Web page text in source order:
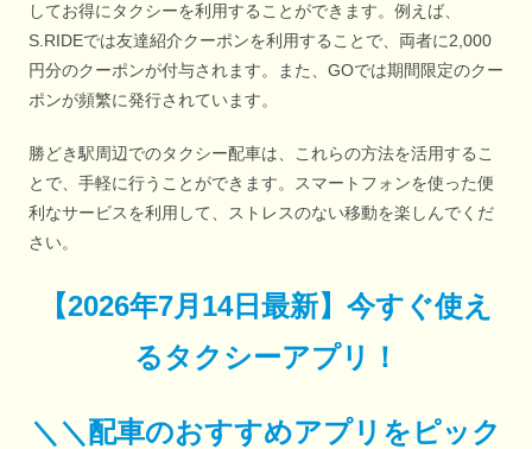
してお得にタクシーを利用することができます。例えば、
S.RIDEでは友達紹介クーポンを利用することで、両者に2,000
円分のクーポンが付与されます。また、GOでは期間限定のクー
ポンが頻繁に発行されています。
勝どき駅周辺でのタクシー配車は、これらの方法を活用するこ
とで、手軽に行うことができます。スマートフォンを使った便
利なサービスを利用して、ストレスのない移動を楽しんでくだ
さい。
【2026年7月14日最新】 今すぐ使え
るタクシーアプリ！
＼＼配車のおすすめアプリをピック